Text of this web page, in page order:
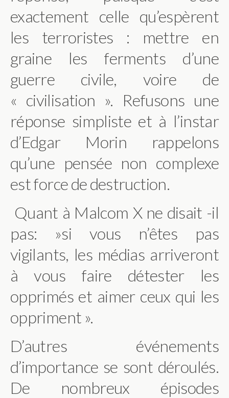
exactement celle qu’espèrent
les terroristes : mettre en
graine les ferments d’une
guerre civile, voire de
« civilisation ». Refusons une
réponse simpliste et à l’instar
d’Edgar Morin rappelons
qu’une pensée non complexe
est force de destruction.
Quant à Malcom X ne disait -il
pas: »si vous n’êtes pas
vigilants, les médias arriveront
à vous faire détester les
opprimés et aimer ceux qui les
oppriment ».
D’autres événements
d’importance se sont déroulés.
De nombreux épisodes